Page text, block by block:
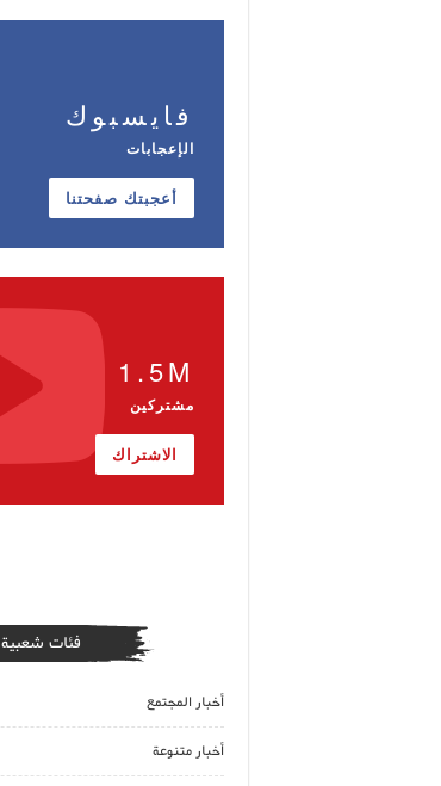
فايسبوك
الإعجابات
أعجبتك صفحتنا
1.5M
مشتركين
الاشتراك
فئات شعبية
أخبار المجتمع
أخبار متنوعة